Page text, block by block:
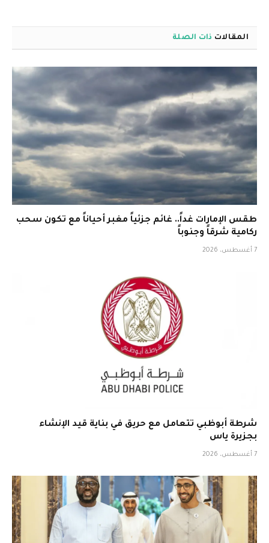
المقالات ذات الصلة
طقس الإمارات غداً.. غائم جزئياً مغبر أحياناً مع تكون سحب
ركامية شرقاً وجنوباً
7 أغسطس، 2026
شرطة أبوظبي تتعامل مع حريق في بناية قيد الإنشاء
بجزيرة ياس
7 أغسطس، 2026